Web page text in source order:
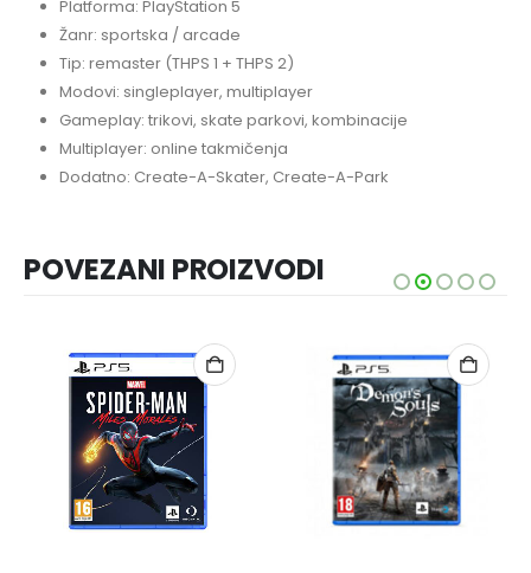
Platforma: PlayStation 5
Žanr: sportska / arcade
Tip: remaster (THPS 1 + THPS 2)
Modovi: singleplayer, multiplayer
Gameplay: trikovi, skate parkovi, kombinacije
Multiplayer: online takmičenja
Dodatno: Create-A-Skater, Create-A-Park
POVEZANI PROIZVODI